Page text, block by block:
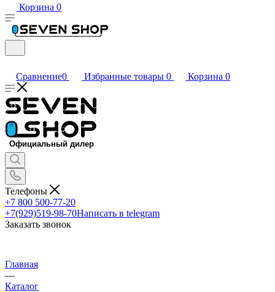
Корзина 0
Сравнение0 Избранные товары 0 Корзина 0
Телефоны
+7 800 500-77-20
+7(929)519-98-70Написать в telegram
Заказать звонок
Главная
—
Каталог